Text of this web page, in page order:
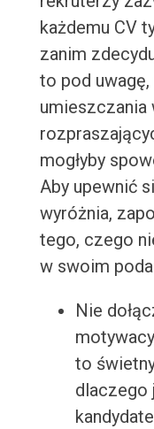
każdemu CV
zanim
to pod
umieszczania
mogłyby
Aby upewnić
wyróżnia,
tego, czego
w swoim
Nie
to
dlaczego